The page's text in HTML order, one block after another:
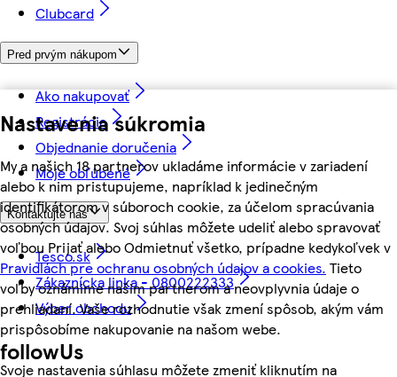
Nastavenia súkromia
My a našich 18 partnerov ukladáme informácie v zariadení
alebo k nim pristupujeme, napríklad k jedinečným
identifikátorom v súboroch cookie, za účelom spracúvania
osobných údajov. Svoj súhlas môžete udeliť alebo spravovať
voľbou Prijať alebo Odmietnuť všetko, prípadne kedykoľvek v
Pravidlách pre ochranu osobných údajov a cookies. Tieto
voľby oznámime našim partnerom a neovplyvnia údaje o
prehliadaní. Vaše rozhodnutie však zmení spôsob, akým vám
prispôsobíme nakupovanie na našom webe.
Svoje nastavenia súhlasu môžete zmeniť kliknutím na
Clubcard
Pred prvým nákupom
Ako nakupovať
Registrácia
Objednanie doručenia
Moje obľúbené
Kontaktujte nás
Tesco.sk
Zákaznícka linka - 0800222333
Výber obchodu
followUs